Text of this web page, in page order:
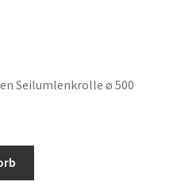
Seilumlenkrolle ø 500